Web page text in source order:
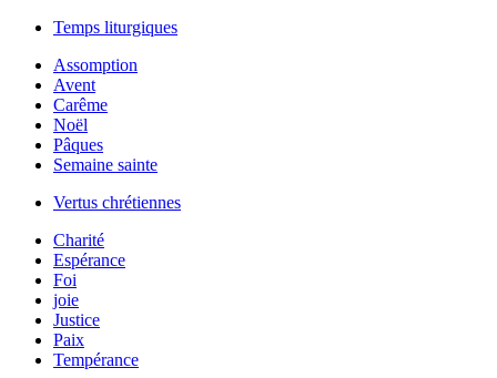
Temps liturgiques
Assomption
Avent
Carême
Noël
Pâques
Semaine sainte
Vertus chrétiennes
Charité
Espérance
Foi
joie
Justice
Paix
Tempérance